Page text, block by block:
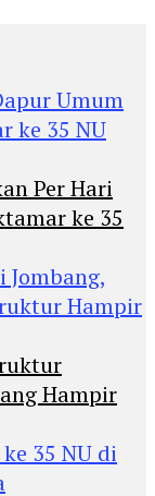
Per Hari
ke 35
Hampir